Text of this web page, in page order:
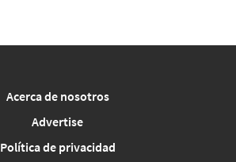
Acerca de nosotros
Advertise
Política de privacidad